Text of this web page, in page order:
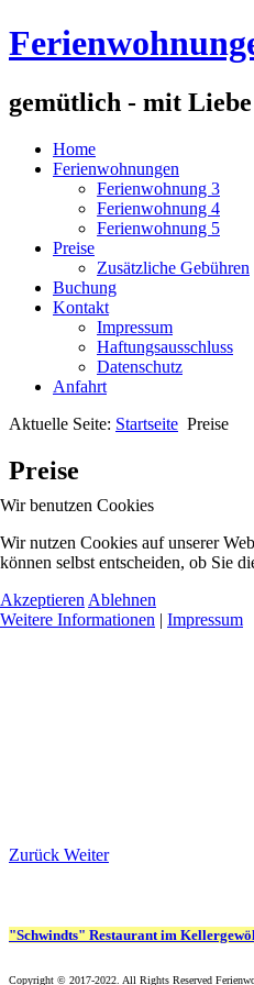
gemütlich - mit
Home
Ferienwohnungen
Ferienwohnung 3
Ferienwohnung 4
Ferienwohnung 5
Preise
Zusätzliche Gebühren
Buchung
Kontakt
Impressum
Haftungsausschluss
Datenschutz
Anfahrt
Aktuelle Seite: Startseite Preise
Preise
Zurück Weiter
"Schwindts" Restaurant im
Copyright © 2017-2022. All Rights Reserved
Wir benutzen Cookies
Wir nutzen Cookies auf unserer
können selbst entscheiden, ob Sie
Akzeptieren Ablehnen
Weitere Informationen | Impressum